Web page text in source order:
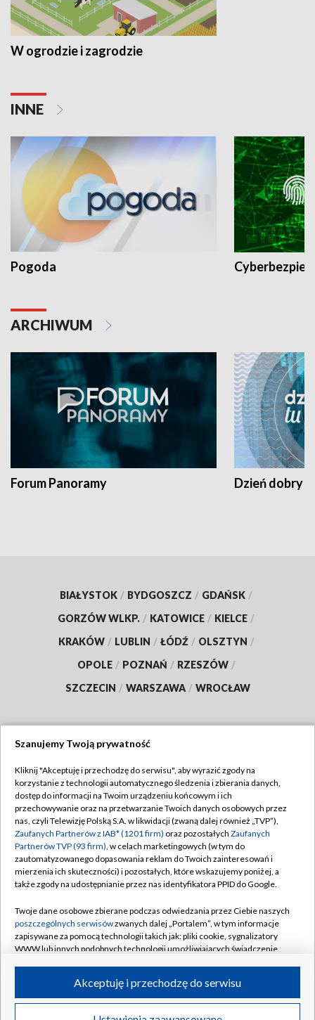
W ogrodzie i zagrodzie
INNE
Pogoda
ARCHIWUM
Forum Panoramy Dzień dobry
BIAŁYSTOK / BYDGOSZCZ / GDAŃSK /
GORZÓW WLKP. / KATOWICE / KIELCE /
KRAKÓW / LUBLIN / ŁÓDŹ / OLSZTYN /
OPOLE / POZNAŃ / RZESZÓW /
SZCZECIN / WARSZAWA / WROCŁAW
TVP
Abonament TVP
Emisja w TVP
Centrum informacji TVP
Naziemna Telewizja Cyfrowa
Rada Programowa
System NOS
Informacje o nadawcy
Program dla prasy
Regulamin TVP
Polityka prywatności
Moje zgody
Pomoc
Kontakt
Kanały
©2026 Telewizja Polska S.A. w likwidacji
Szanujemy Twoją prywatność
Kliknij "Akceptuję i przechodzę do serwisu", aby wyrazić zgody na
korzystanie z technologii automatycznego śledzenia i zbierania danych,
dostęp do informacji na Twoim urządzeniu końcowym i ich
przechowywanie oraz na przetwarzanie Twoich danych osobowych przez
nas, czyli Telewizję Polską S.A. w likwidacji (zwaną dalej również „TVP”),
Zaufanych Partnerów z IAB* (1201 firm) oraz pozostałych Zaufanych
Partnerów TVP (93 firm), w celach marketingowych (w tym do
zautomatyzowanego dopasowania reklam do Twoich zainteresowań i
mierzenia ich skuteczności) i pozostałych, które wskazujemy poniżej, a
także zgody na udostępnianie przez nas identyfikatora PPID do Google.
Twoje dane osobowe zbierane podczas odwiedzania przez Ciebie naszych
poszczególnych serwisówzwanych dalej „Portalem”, w tym informacje
zapisywane za pomocą technologii takich jak: pliki cookie, sygnalizatory
WWW lub innych podobnych technologii umożliwiających świadczenie
ruchu w Internecie.
Twoje dane osobowe zbierane podczas odwiedzania przez Ciebie
Akceptuję i przechodzę do serwisu